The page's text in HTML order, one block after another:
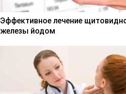
Эффективное лечение
железы йодом